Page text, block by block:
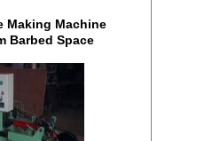
Making Machine
Barbed Space